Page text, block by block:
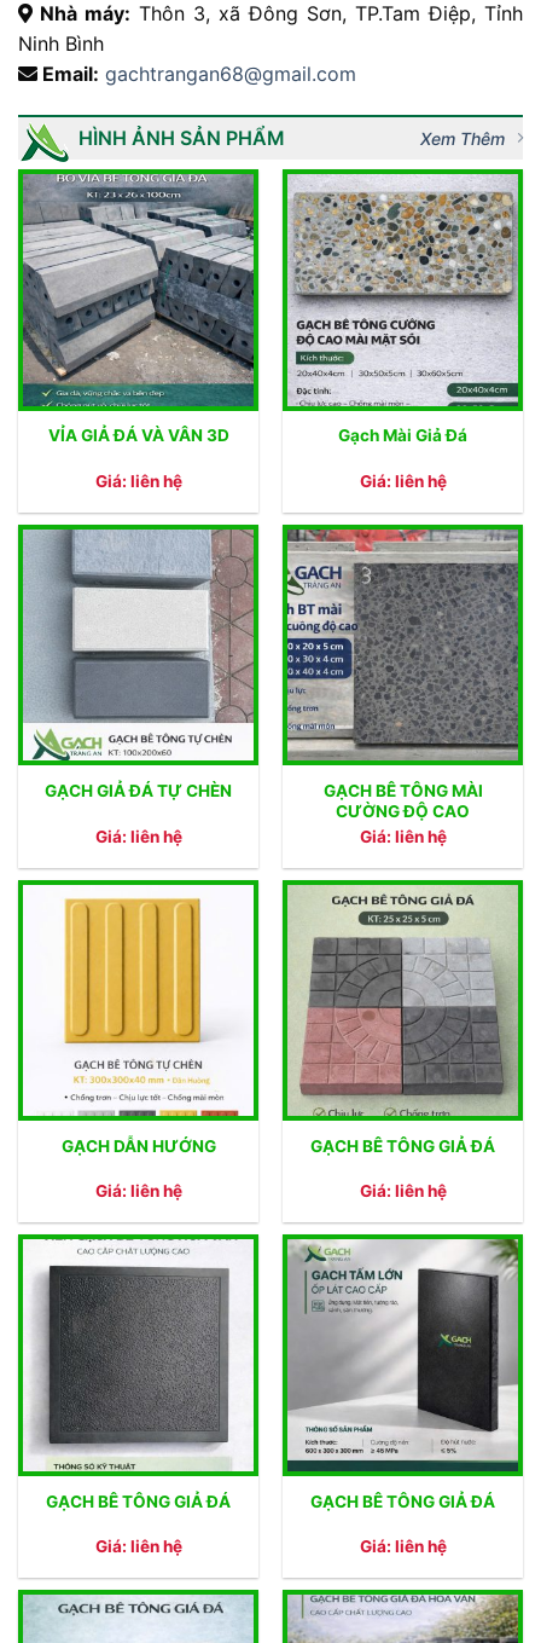
Nhà máy: Thôn 3, xã Đông Sơn, TP.Tam Điệp, Tỉnh
Ninh Bình
Email: gachtrangan68@gmail.com
HÌNH ẢNH SẢN PHẨM Xem Thêm
VỈA GIẢ ĐÁ VÀ VÂN 3D
Giá: liên hệ
Gạch Mài Giả Đá
Giá: liên hệ
GẠCH GIẢ ĐÁ TỰ CHÈN
Giá: liên hệ
GẠCH BÊ TÔNG MÀI
CƯỜNG ĐỘ CAO
Giá: liên hệ
GẠCH DẪN HƯỚNG
Giá: liên hệ
GẠCH BÊ TÔNG GIẢ ĐÁ
Giá: liên hệ
GẠCH BÊ TÔNG GIẢ ĐÁ
Giá: liên hệ
GẠCH BÊ TÔNG GIẢ ĐÁ
Giá: liên hệ